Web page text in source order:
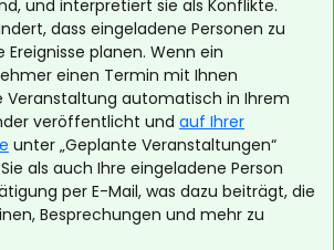
und interpretiert sie als Konflikte.
dass eingeladene Personen zu
planen. Wenn ein
einen Termin mit Ihnen
Veranstaltung automatisch in Ihrem
veröffentlicht und auf Ihrer
unter „Geplante Veranstaltungen“
als auch Ihre eingeladene Person
per E-Mail, was dazu beiträgt, die
Besprechungen und mehr zu